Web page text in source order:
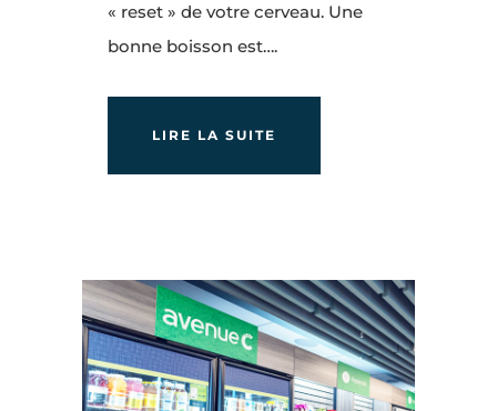
« reset » de votre cerveau. Une
bonne boisson est….
LIRE LA SUITE